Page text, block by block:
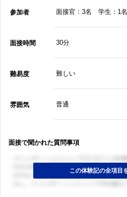
参加者 面接官：3名 学生：1名
面接時間 30分
難易度 難しい
雰囲気 普通
面接で聞かれた質問事項